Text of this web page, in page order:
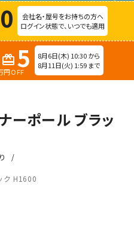
会社名・屋号をお持ちの方へ
ログイン状態で、いつでも適用
redeem 5
円OFF
8月6日(木) 10:30 から
8月11日(火) 1:59 まで
ーポール ブラッ
ク H1600